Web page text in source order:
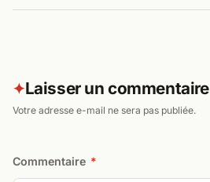
✦Laisser un commentaire
Votre adresse e-mail ne sera pas publiée.
Commentaire *